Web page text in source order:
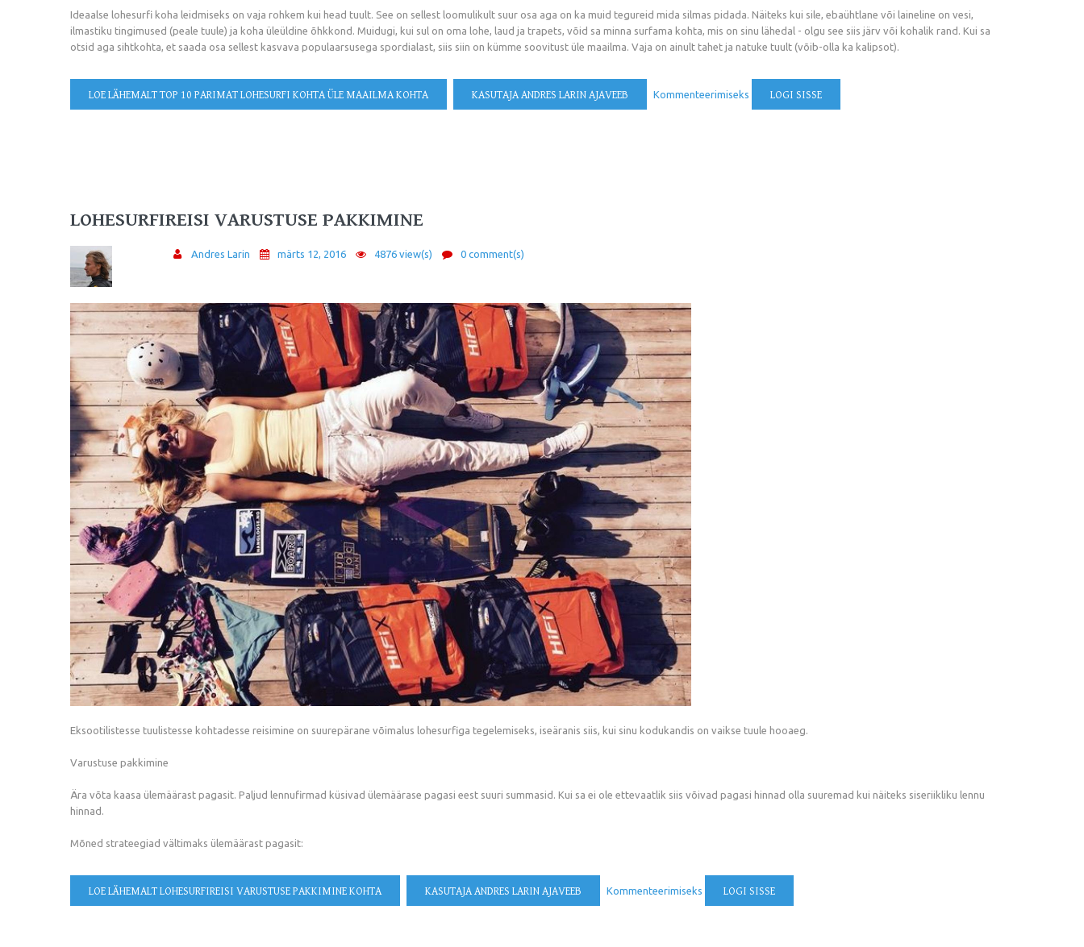
Ideaalse lohesurfi koha leidmiseks on vaja rohkem kui head tuult. See on sellest loomulikult suur osa aga on ka muid tegureid mida silmas pidada. Näiteks kui sile, ebaühtlane või laineline on vesi,
ilmastiku tingimused (peale tuule) ja koha üleüldine õhkkond. Muidugi, kui sul on oma lohe, laud ja trapets, võid sa minna surfama kohta, mis on sinu lähedal - olgu see siis järv või kohalik rand. Kui sa
otsid aga sihtkohta, et saada osa sellest kasvava populaarsusega spordialast, siis siin on kümme soovitust üle maailma. Vaja on ainult tahet ja natuke tuult (võib-olla ka kalipsot).
LOE LÄHEMALTTOP 10 PARIMAT LOHESURFI KOHTA ÜLE MAAILMA KOHTA KASUTAJA ANDRES LARIN AJAVEEB Kommenteerimiseks LOGI SISSE
LOHESURFIREISI VARUSTUSE PAKKIMINE
Andres Larin märts 12, 2016 4876 view(s) 0 comment(s)
Eksootilistesse tuulistesse kohtadesse reisimine on suurepärane võimalus lohesurfiga tegelemiseks, iseäranis siis, kui sinu kodukandis on vaikse tuule hooaeg.
Varustuse pakkimine
Ära võta kaasa ülemäärast pagasit. Paljud lennufirmad küsivad ülemäärase pagasi eest suuri summasid. Kui sa ei ole ettevaatlik siis võivad pagasi hinnad olla suuremad kui näiteks siseriikliku lennu
hinnad.
Mõned strateegiad vältimaks ülemäärast pagasit:
LOE LÄHEMALTLOHESURFIREISI VARUSTUSE PAKKIMINE KOHTA KASUTAJA ANDRES LARIN AJAVEEB Kommenteerimiseks LOGI SISSE